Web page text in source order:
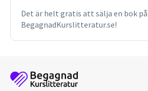
Det är helt gratis att sälja en bok på
BegagnadKurslitteratur.se!